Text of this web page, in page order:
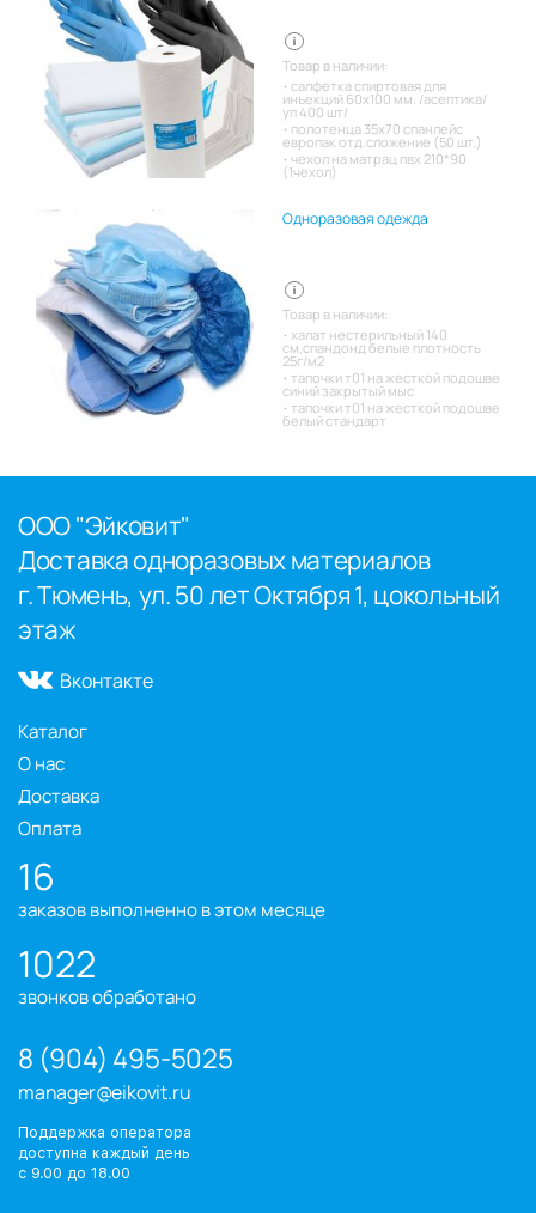
Товар в наличии:
салфетка спиртовая для
инъекций 60х100 мм. /асептика/
уп 400 шт/
полотенца 35х70 спанлейс
европак отд.сложение (50 шт.)
чехол на матрац пвх 210*90
(1чехол)
Одноразовая одежда
Товар в наличии:
халат нестерильный 140
см,спандонд белые плотность
25г/м2
тапочки т01 на жесткой подошве
синий закрытый мыс
тапочки т01 на жесткой подошве
белый стандарт
ООО "Эйковит"
Доставка одноразовых материалов
г. Тюмень, ул. 50 лет Октября 1, цокольный
этаж
Вконтакте
Каталог
О нас
Доставка
Оплата
16
заказов выполненно в этом месяце
1022
звонков обработано
8 (904) 495-5025
manager@eikovit.ru
Поддержка оператора
доступна каждый день
с 9.00 до 18.00